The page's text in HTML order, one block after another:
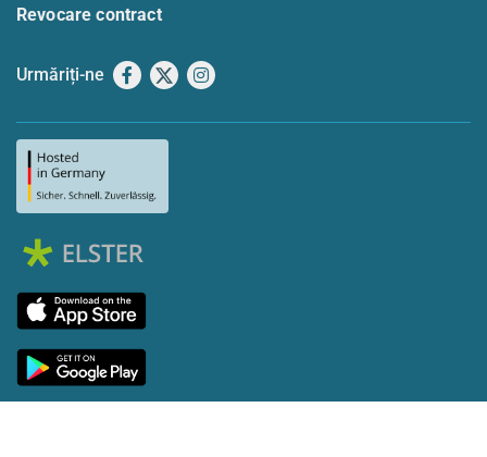
Revocare contract
Urmăriți-ne Facebook
X Instagram